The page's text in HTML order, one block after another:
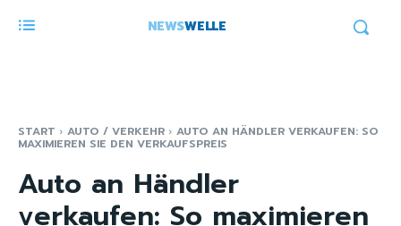
NEWSWELLE
START AUTO / VERKEHR AUTO AN HÄNDLER VERKAUFEN: SO
MAXIMIEREN SIE DEN VERKAUFSPREIS
Auto an Händler
verkaufen: So maximieren